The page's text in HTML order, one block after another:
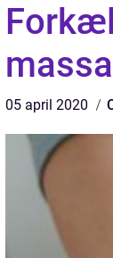
05 april 2020